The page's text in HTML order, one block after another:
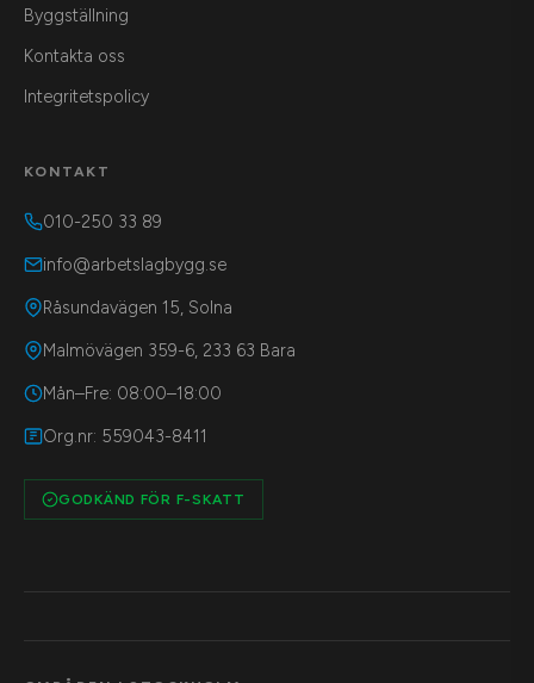
Byggställning
Kontakta oss
Integritetspolicy
KONTAKT
010-250 33 89
info@arbetslagbygg.se
Råsundavägen 15, Solna
Malmövägen 359-6, 233 63 Bara
Mån–Fre: 08:00–18:00
Org.nr: 559043-8411
GODKÄND FÖR F-SKATT